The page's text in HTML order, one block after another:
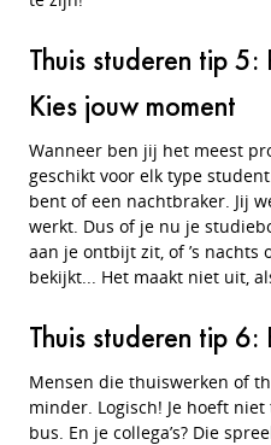
Thuis studeren tip
Kies jouw moment
Wanneer ben jij het meest
geschikt voor elk type
bent of een nachtbraker. Jij
werkt. Dus of je nu je
aan je ontbijt zit, of ’s
bekijkt... Het maakt niet uit,
Thuis studeren tip
Mensen die thuiswerken of
minder. Logisch! Je hoeft
bus. En je collega’s? Die